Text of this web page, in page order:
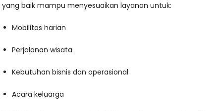
yang baik mampu menyesuaikan layanan untuk:
Mobilitas harian
Perjalanan wisata
Kebutuhan bisnis dan operasional
Acara keluarga